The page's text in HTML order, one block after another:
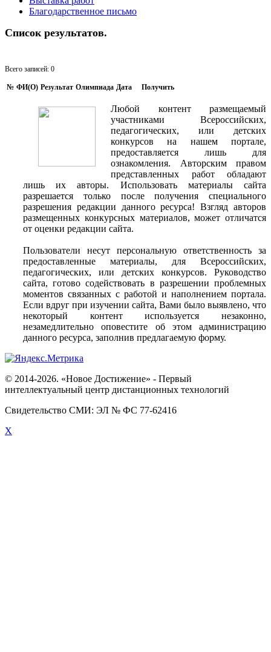
Благодарственное письмо
Список результатов.
Всего записей: 0
№ ФИ(O) Результат Олимпиада Дата Получить
Любой контент размещаемый
участниками Всероссийских,
педагогических, или детских
конкурсов на нашем портале,
предоставляется лишь для
ознакомления. Авторским правом
представленных работ обладают
лишь их авторы. Использовать материалы сайта
разрешается только после получения специального
разрешения редакции данного ресурса! Взгляд авторов
размещенных конкурсных материалов, может отличатся
от оценки редакции сайта.
Пользователи несут персональную ответственность за
предоставленные материалы, для Всероссийских,
педагогических, или детских конкурсов. Руководство
сайта, готово содействовать в разрешении проблемных
моментов связанных с работой и наполнением портала.
Если вдруг при изучении сайта, Вами было выявлено, что
некоторый контент используется незаконно,
незамедлительно оповестите об этом администрацию
данного ресурса, заполнив предлагаемую форму.
© 2014-2026. «Новое Достижение» - Первый
интеллектуальный центр дистанционных технологий
Свидетельство СМИ: ЭЛ № ФС 77-62416
X